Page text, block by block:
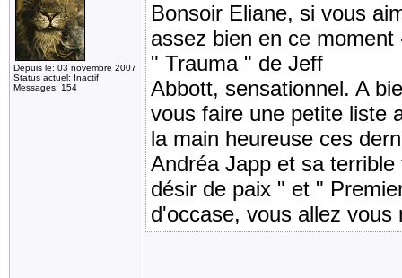
Depuis le: 03 novembre 2007
Status actuel: Inactif
Messages: 154
Bonsoir Eliane, si vous
assez bien en ce
" Trauma " de Jeff
Abbott, sensationnel. A
vous faire une petite liste
la main heureuse ces
Andréa Japp et sa
désir de paix " et "
d'occase, vous allez vous